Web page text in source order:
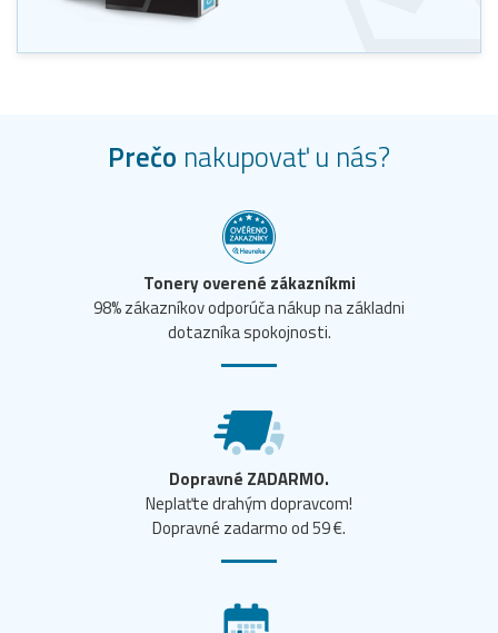
Prečo nakupovať u nás?
Tonery overené zákazníkmi
98% zákazníkov odporúča nákup na základni
dotazníka spokojnosti.
Dopravné ZADARMO.
Neplaťte drahým dopravcom!
Dopravné zadarmo od 59 €.